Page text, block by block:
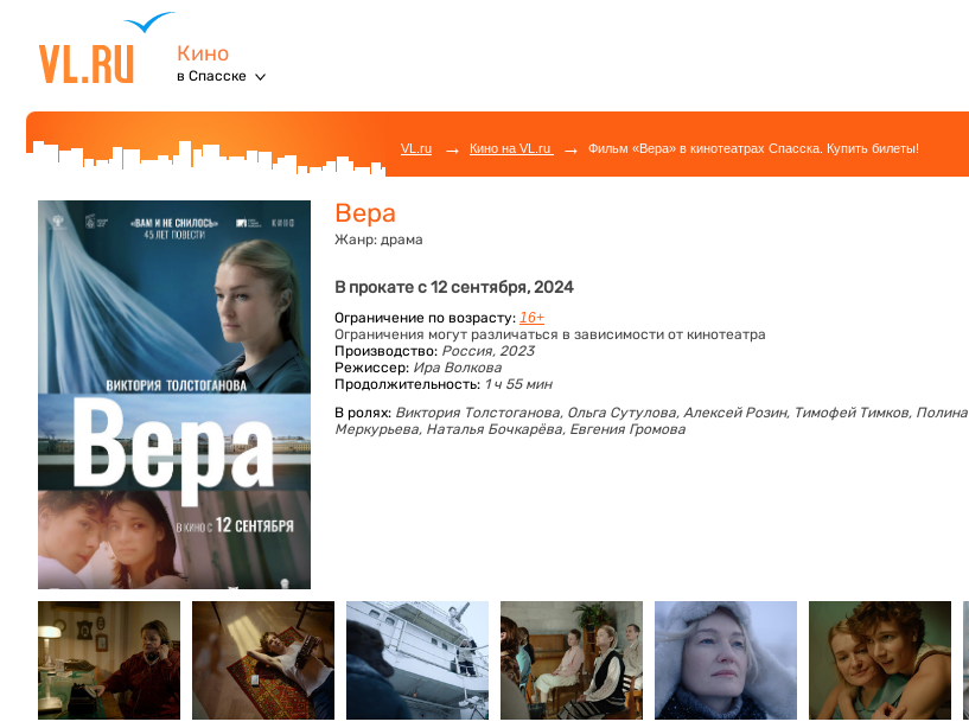
Кино
в Спасске
VL.ru → Кино на VL.ru → Фильм «Вера» в кинотеатрах Спасска. Купить билеты!
Вера
Жанр: драма
В прокате с 12 сентября, 2024
Ограничение по возрасту: 16+
Ограничения могут различаться в зависимости от кинотеатра
Производство: Россия, 2023
Режиссер: Ира Волкова
Продолжительность: 1 ч 55 мин
В ролях: Виктория Толстоганова, Ольга Сутулова, Алексей Розин, Тимофей Тимков, Полина
Меркурьева, Наталья Бочкарёва, Евгения Громова